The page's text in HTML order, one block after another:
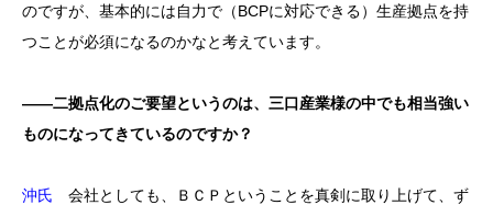
のですが、基本的には自力で（BCPに対応できる）生産拠点を持
つことが必須になるのかなと考えています。
――二拠点化のご要望というのは、三口産業様の中でも相当強い
ものになってきているのですか？
沖氏 会社としても、ＢＣＰということを真剣に取り上げて、ず